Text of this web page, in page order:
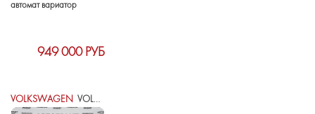
автомат вариатор
949 000 РУБ
VOLKSWAGEN VOLKSWAGEN POLO V РЕСТАЙЛИНГ